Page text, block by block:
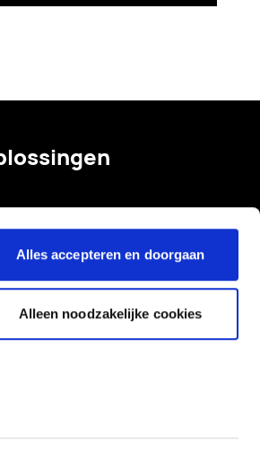
Alles accepteren en doorgaan
Alleen noodzakelijke cookies
Sprint 0